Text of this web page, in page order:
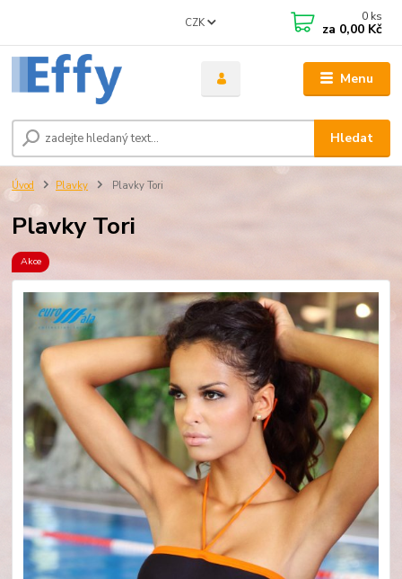
Menu
CZK
Hledat
0 ks
za 0,00 Kč
Úvod Plavky Plavky Tori
Plavky Tori
Akce